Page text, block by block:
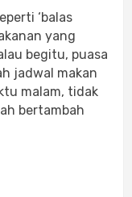
‘balas
yang
begitu, puasa
jadwal makan
malam, tidak
bertambah